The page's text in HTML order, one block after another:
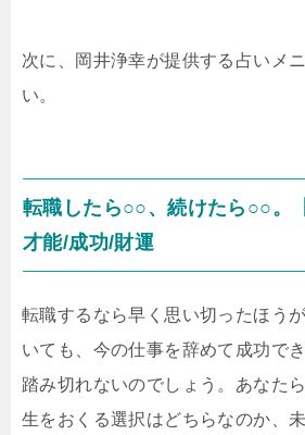
次に、岡井浄幸が提供する占いメ
い。
転職したら○○、続けたら○○。
才能/成功/財運
転職するなら早く思い切ったほう
いても、今の仕事を辞めて成功で
踏み切れないのでしょう。あなた
生をおくる選択はどちらなのか、